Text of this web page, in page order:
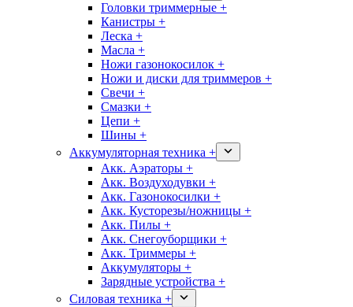
Головки триммерные +
Канистры +
Леска +
Масла +
Ножи газонокосилок +
Ножи и диски для триммеров +
Свечи +
Смазки +
Цепи +
Шины +
Аккумуляторная техника +
Акк. Аэраторы +
Акк. Воздуходувки +
Акк. Газонокосилки +
Акк. Кусторезы/ножницы +
Акк. Пилы +
Акк. Снегоуборщики +
Акк. Триммеры +
Аккумуляторы +
Зарядные устройства +
Силовая техника +